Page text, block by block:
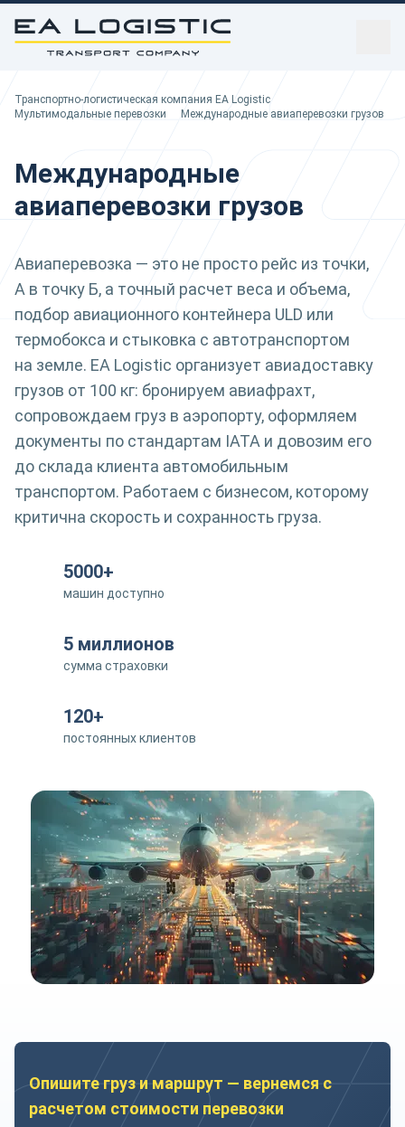
Вы здесь:
Транспортно-логистическая компания EA Logistic
Мультимодальные перевозки
Международные авиаперевозки грузов
Международные
авиаперевозки грузов
Авиаперевозка — это не просто рейс из точки,
А в точку Б, а точный расчет веса и объема,
подбор авиационного контейнера ULD или
термобокса и стыковка с автотранспортом
на земле. EA Logistic организует авиадоставку
грузов от 100 кг: бронируем авиафрахт,
сопровождаем груз в аэропорту, оформляем
документы по стандартам IATA и довозим его
до склада клиента автомобильным
транспортом. Работаем с бизнесом, которому
критична скорость и сохранность груза.
5000+
машин доступно
5 миллионов
сумма страховки
120+
постоянных клиентов
Опишите груз и маршрут — вернемся с
расчетом стоимости перевозки